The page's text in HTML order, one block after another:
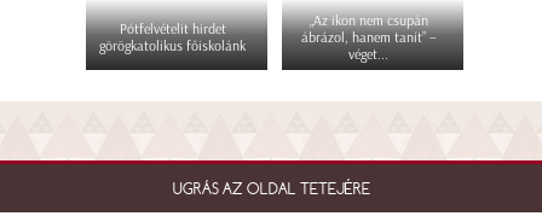
Pótfelvételit hirdet
görögkatolikus főiskolánk
„Az ikon nem csupán
ábrázol, hanem tanít” –
véget...
UGRÁS AZ OLDAL TETEJÉRE